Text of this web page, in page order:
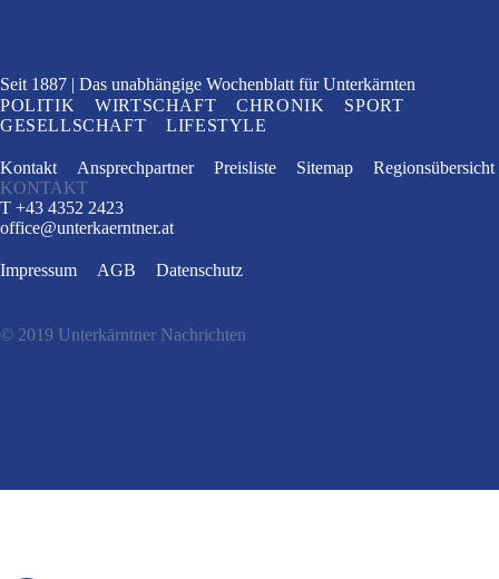
Seit 1887 Das unabhängige Wochenblatt für Unterkärnten
POLITIK
WIRTSCHAFT CHRONIK
SPORT
GESELLSCHAFT
LIFESTYLE
Kontakt Ansprechpartner Preisliste Sitemap
Regionsübersicht
KONTAKT
T +43 4352 2423
office@unterkaerntner.at
Impressum AGB Datenschutz
© 2019 Unterkärntner Nachrichten